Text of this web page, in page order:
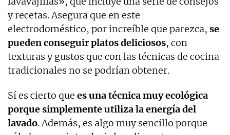
y recetas. Asegura que en este
electrodoméstico, por increíble que parezca, se
pueden conseguir platos deliciosos, con
texturas y gustos que con las técnicas de cocina
tradicionales no se podrían obtener.
Sí es cierto que es una técnica muy ecológica
porque simplemente utiliza la energía del
lavado. Además, es algo muy sencillo porque